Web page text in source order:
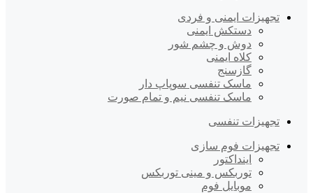
تجهیزات ایمنی و فردی
دستکش ایمنی
دوش و چشم شور
کلاه ایمنی
گازسنج
ماسک تنفسی سوپاپ دار
ماسک تنفسی نیم و تمام صورت
تجهیزات تنفسی
تجهیزات فوم سازی
اینداکتور
توربکس و مینی توربکس
موبایل فوم